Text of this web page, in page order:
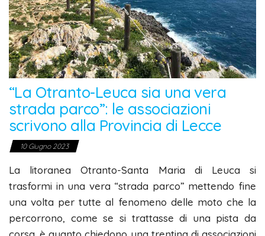
“La Otranto-Leuca sia una vera
strada parco”: le associazioni
scrivono alla Provincia di Lecce
10 Giugno 2023
La litoranea Otranto-Santa Maria di Leuca si
trasformi in una vera “strada parco” mettendo fine
una volta per tutte al fenomeno delle moto che la
percorrono, come se si trattasse di una pista da